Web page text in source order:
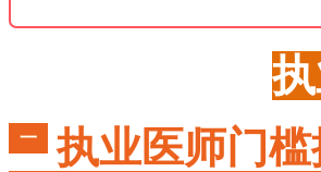
一
执业医师门